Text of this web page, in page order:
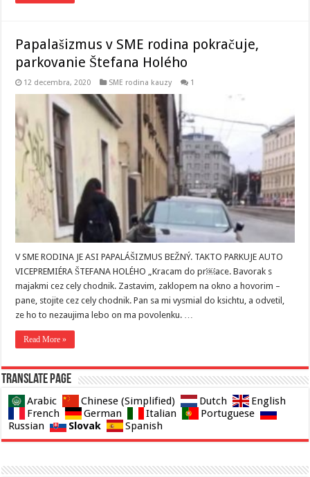
Papalašizmus v SME rodina pokračuje,
parkovanie Štefana Holého
12 decembra, 2020 SME rodina kauzy 1
V SME RODINA JE ASI PAPALÁŠIZMUS BEŽNÝ. TAKTO PARKUJE AUTO
VICEPREMIÉRA ŠTEFANA HOLÉHO „Kracam do pr￼ace. Bavorak s
majakmi cez cely chodnik. Zastavim, zaklopem na okno a hovorim –
pane, stojite cez cely chodnik. Pan sa mi vysmial do ksichtu, a odvetil,
ze ho to nezaujima lebo on ma povolenku. …
Read More »
Translate page
Arabic Chinese (Simplified) Dutch
English
French
German Italian
Portuguese
Russian
Slovak Spanish